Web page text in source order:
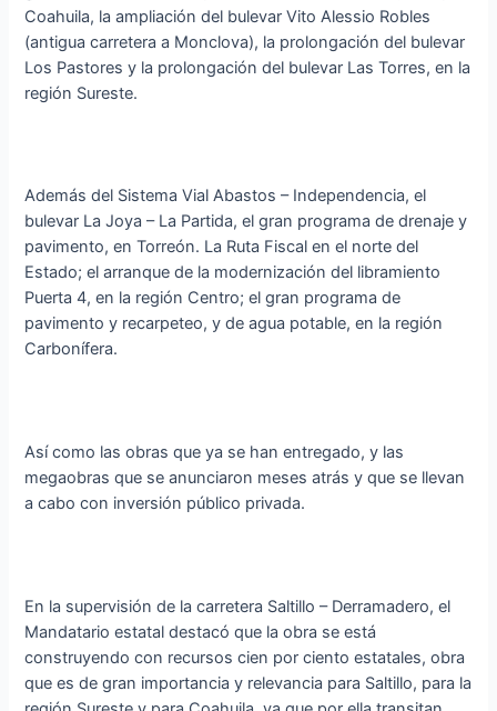
Coahuila, la ampliación del bulevar Vito Alessio Robles
(antigua carretera a Monclova), la prolongación del bulevar
Los Pastores y la prolongación del bulevar Las Torres, en la
región Sureste.
Además del Sistema Vial Abastos – Independencia, el
bulevar La Joya – La Partida, el gran programa de drenaje y
pavimento, en Torreón. La Ruta Fiscal en el norte del
Estado; el arranque de la modernización del libramiento
Puerta 4, en la región Centro; el gran programa de
pavimento y recarpeteo, y de agua potable, en la región
Carbonífera.
Así como las obras que ya se han entregado, y las
megaobras que se anunciaron meses atrás y que se llevan
a cabo con inversión público privada.
En la supervisión de la carretera Saltillo – Derramadero, el
Mandatario estatal destacó que la obra se está
construyendo con recursos cien por ciento estatales, obra
que es de gran importancia y relevancia para Saltillo, para la